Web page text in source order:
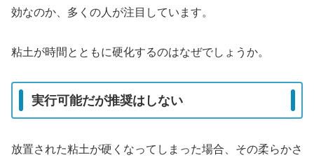
効なのか、多くの人が注目しています。
粘土が時間とともに硬化するのはなぜでしょうか。
実行可能だが推奨はしない
放置された粘土が硬くなってしまった場合、その柔らかさ